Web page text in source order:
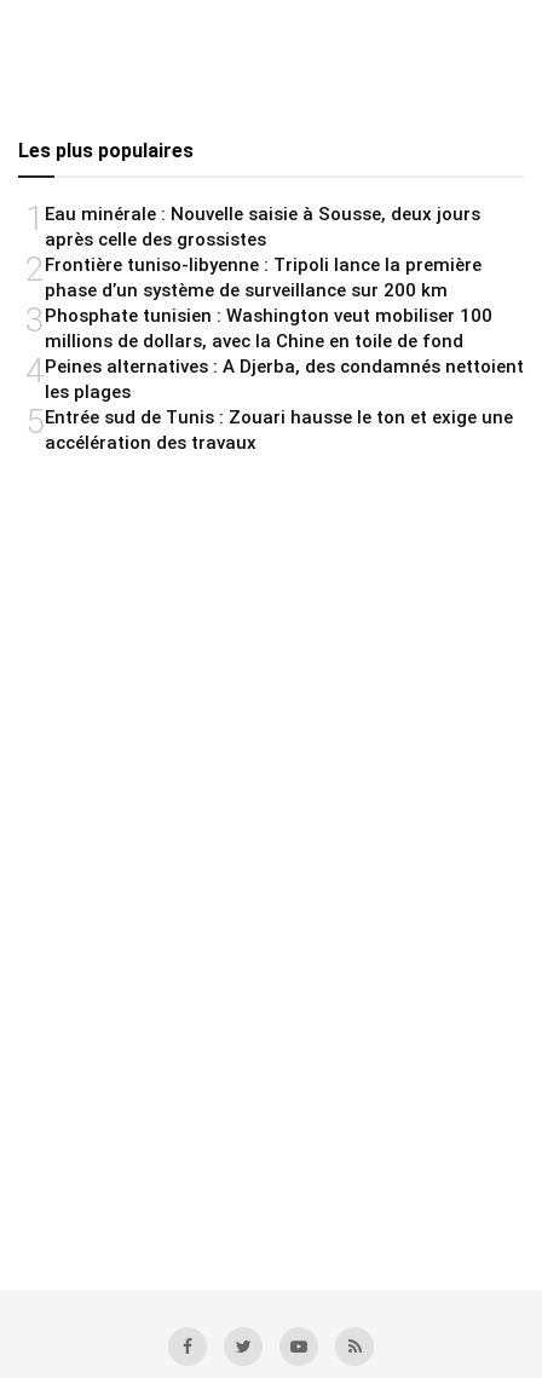
Les plus populaires
1 Eau minérale : Nouvelle saisie à Sousse, deux jours
après celle des grossistes
2 Frontière tuniso-libyenne : Tripoli lance la première
phase d’un système de surveillance sur 200 km
3Phosphate tunisien : Washington veut mobiliser 100
millions de dollars, avec la Chine en toile de fond
4Peines alternatives : A Djerba, des condamnés nettoient
les plages
5Entrée sud de Tunis : Zouari hausse le ton et exige une
accélération des travaux